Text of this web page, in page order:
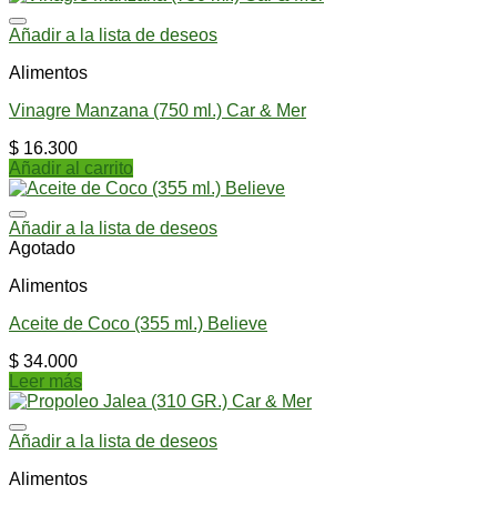
Añadir a la lista de deseos
Alimentos
Vinagre Manzana (750 ml.) Car & Mer
$ 16.300
Añadir al carrito
Añadir a la lista de deseos
Agotado
Alimentos
Aceite de Coco (355 ml.) Believe
$ 34.000
Leer más
Añadir a la lista de deseos
Alimentos